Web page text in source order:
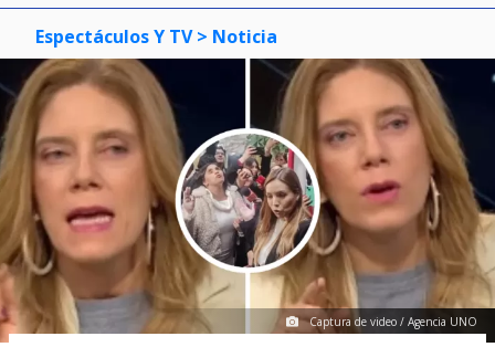
Espectáculos Y TV > Noticia
Captura de video / Agencia UNO